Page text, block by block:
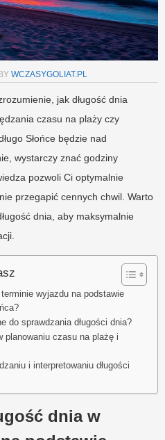
BY WCZASYGOLIAT.PL
jak długość dnia
czasu na plaży czy
Słońce będzie nad
wystarczy znać godziny
pozwoli Ci optymalnie
przegapić cennych chwil. Warto
dnia, aby maksymalnie
wyjazdu na podstawie
do sprawdzania długości dnia?
planowaniu czasu na plażę i
i interpretowaniu długości
dnia w